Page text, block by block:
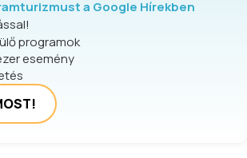
a Google Hírekben
programok
esemény